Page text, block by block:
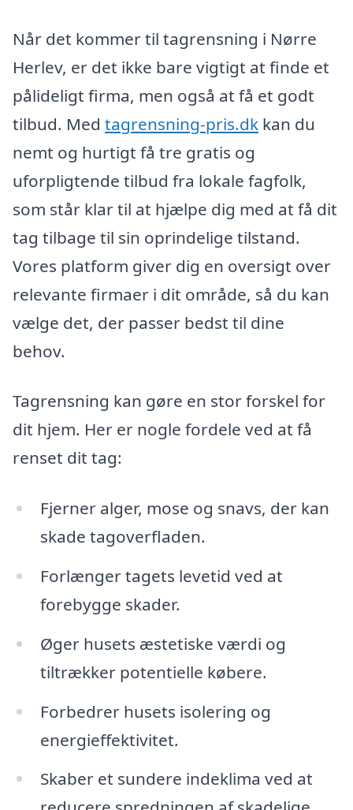
Når det kommer til tagrensning i Nørre
Herlev, er det ikke bare vigtigt at finde et
pålideligt firma, men også at få et godt
tilbud. Med tagrensning-pris.dk kan du
nemt og hurtigt få tre gratis og
uforpligtende tilbud fra lokale fagfolk,
som står klar til at hjælpe dig med at få dit
tag tilbage til sin oprindelige tilstand.
Vores platform giver dig en oversigt over
relevante firmaer i dit område, så du kan
vælge det, der passer bedst til dine
behov.
Tagrensning kan gøre en stor forskel for
dit hjem. Her er nogle fordele ved at få
renset dit tag:
Fjerner alger, mose og snavs, der kan
skade tagoverfladen.
Forlænger tagets levetid ved at
forebygge skader.
Øger husets æstetiske værdi og
tiltrækker potentielle købere.
Forbedrer husets isolering og
energieffektivitet.
Skaber et sundere indeklima ved at